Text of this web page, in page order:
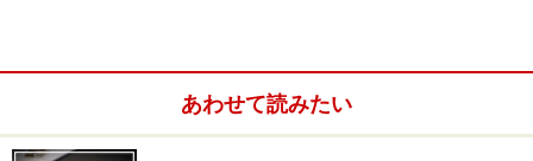
あわせて読みたい